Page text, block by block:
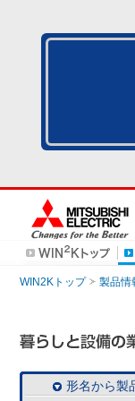
WIN2Kトップ 製品情
形名から製